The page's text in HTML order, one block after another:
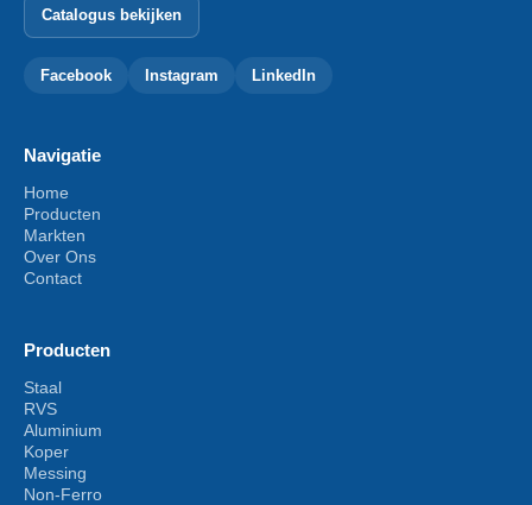
Catalogus bekijken
Facebook Instagram LinkedIn
Navigatie
Home
Producten
Markten
Over Ons
Contact
Producten
Staal
RVS
Aluminium
Koper
Messing
Non-Ferro